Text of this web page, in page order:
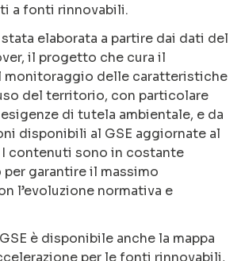
a fonti rinnovabili.
stata elaborata a partire dai dati del
il progetto che cura il
monitoraggio delle caratteristiche
del territorio, con particolare
di tutela ambientale, e da
disponibili al GSE aggiornate al
contenuti sono in costante
garantire il massimo
l’evoluzione normativa e
è disponibile anche la mappa
per le fonti rinnovabili,